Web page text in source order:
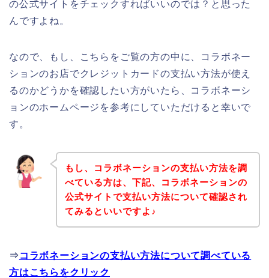
の公式サイトをチェックすればいいのでは？と思った
んですよね。
なので、もし、こちらをご覧の方の中に、コラボネー
ションのお店でクレジットカードの支払い方法が使え
るのかどうかを確認したい方がいたら、コラボネーシ
ョンのホームページを参考にしていただけると幸いで
す。
もし、コラボネーションの支払い方法を調
べている方は、下記、コラボネーションの
公式サイトで支払い方法について確認され
てみるといいですよ♪
⇒ コラボネーションの支払い方法について調べている
方はこちらをクリック